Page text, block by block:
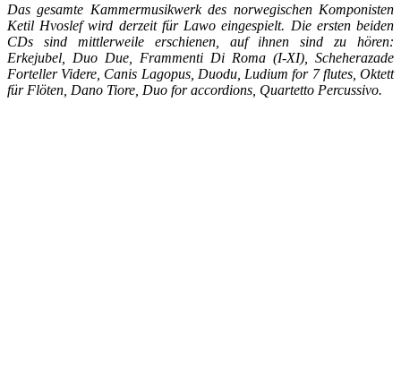
Das gesamte Kammermusikwerk des norwegischen Komponisten
Ketil Hvoslef wird derzeit für Lawo eingespielt. Die ersten beiden
CDs sind mittlerweile erschienen, auf ihnen sind zu hören:
Erkejubel, Duo Due, Frammenti Di Roma (I-XI), Scheherazade
Forteller Videre, Canis Lagopus, Duodu, Ludium for 7 flutes, Oktett
für Flöten, Dano Tiore, Duo for accordions, Quartetto Percussivo.